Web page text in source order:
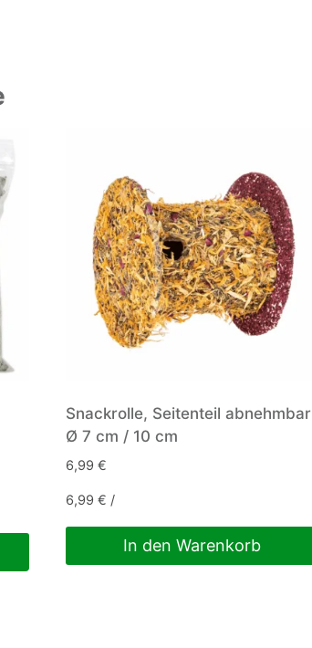
Snackrolle, Seitenteil abnehmbar
Ø 7 cm / 10 cm
6,99 €
6,99 € /
In den Warenkorb